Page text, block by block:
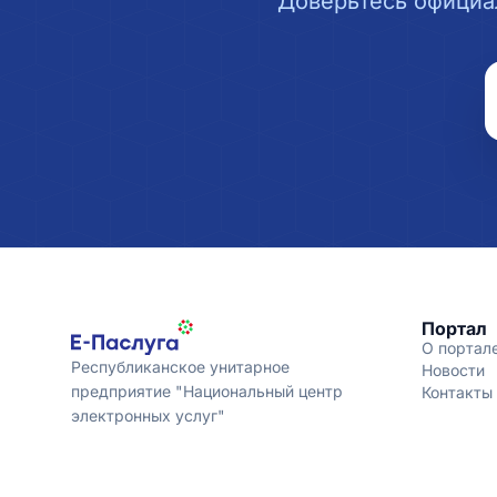
Республиканское унитарное
предприятие "Национальный центр
электронных услуг"
Портал
О
Новости
Контакты